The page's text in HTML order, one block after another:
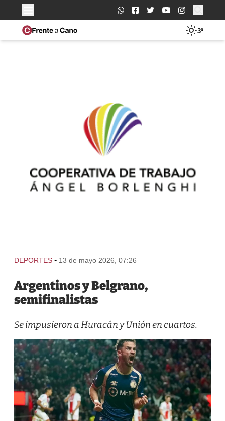
Buscar:
3º
DEPORTES - 13 de mayo 2026, 07:26
Argentinos y Belgrano,
semifinalistas
Se impusieron a Huracán y Unión en cuartos.